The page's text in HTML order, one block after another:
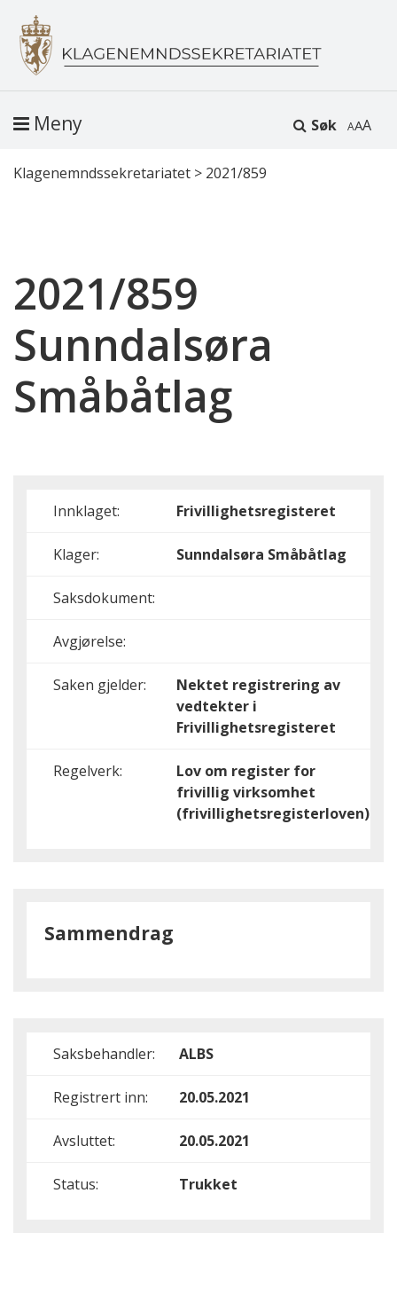
Søk A
Meny
Klagenemndssekretariatet > 2021/859
2021/859
Sunndalsøra
Småbåtlag
Innklaget: Frivillighetsregisteret
Klager: Sunndalsøra Småbåtlag
Saksdokument:
Avgjørelse:
Saken gjelder:
Nektet registrering av
vedtekter i
Frivillighetsregisteret
Regelverk:
Lov om register for
frivillig virksomhet
(frivillighetsregisterloven)
Sammendrag
Saksbehandler: ALBS
Registrert inn: 20.05.2021
Avsluttet: 20.05.2021
Status: Trukket